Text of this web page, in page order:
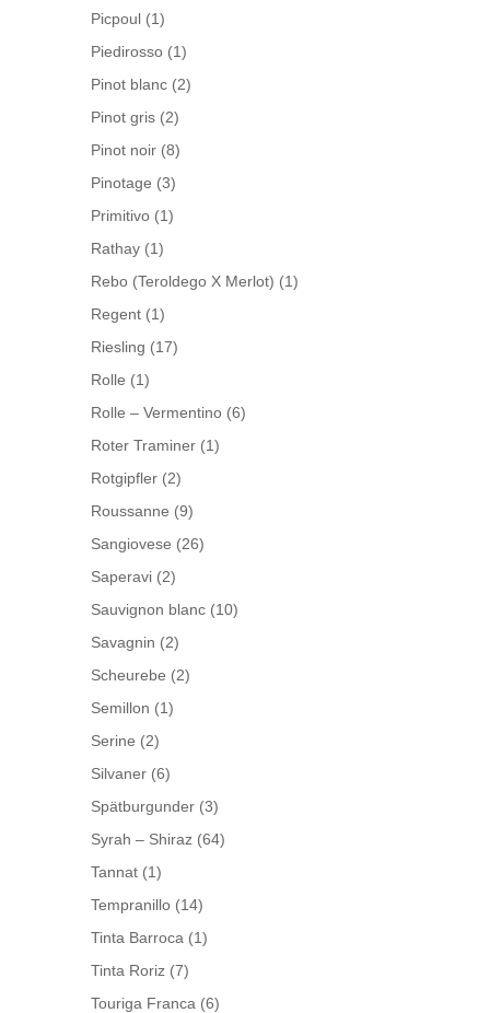
Picpoul (1)
Piedirosso (1)
Pinot blanc (2)
Pinot gris (2)
Pinot noir (8)
Pinotage (3)
Primitivo (1)
Rathay (1)
Rebo (Teroldego X Merlot) (1)
Regent (1)
Riesling (17)
Rolle (1)
Rolle – Vermentino (6)
Roter Traminer (1)
Rotgipfler (2)
Roussanne (9)
Sangiovese (26)
Saperavi (2)
Sauvignon blanc (10)
Savagnin (2)
Scheurebe (2)
Semillon (1)
Serine (2)
Silvaner (6)
Spätburgunder (3)
Syrah – Shiraz (64)
Tannat (1)
Tempranillo (14)
Tinta Barroca (1)
Tinta Roriz (7)
Touriga Franca (6)